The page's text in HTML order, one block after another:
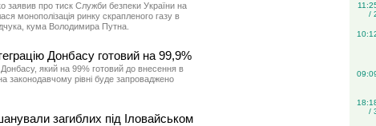
заявив про тиск Служби безпеки України на
монополізація ринку скрапленого газу в
кума Володимира Путна.
Донбасу готовий на 99,9%
Донбасу, який на 99% готовий до внесення в
законодавчому рівні буде запроваджено
загиблих під Іловайськом
/
/